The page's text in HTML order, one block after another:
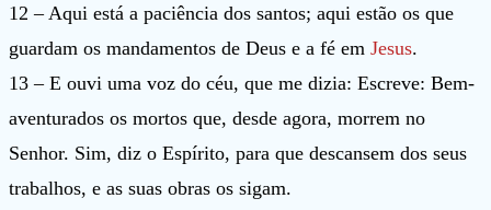
12 – Aqui está a paciência dos santos; aqui estão os que
guardam os mandamentos de Deus e a fé em Jesus.
13 – E ouvi uma voz do céu, que me dizia: Escreve: Bem-
aventurados os mortos que, desde agora, morrem no
Senhor. Sim, diz o Espírito, para que descansem dos seus
trabalhos, e as suas obras os sigam.